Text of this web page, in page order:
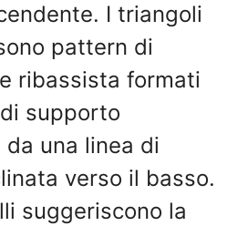
I triangoli
pattern di
ribassista formati
supporto
una linea di
verso il basso.
suggeriscono la